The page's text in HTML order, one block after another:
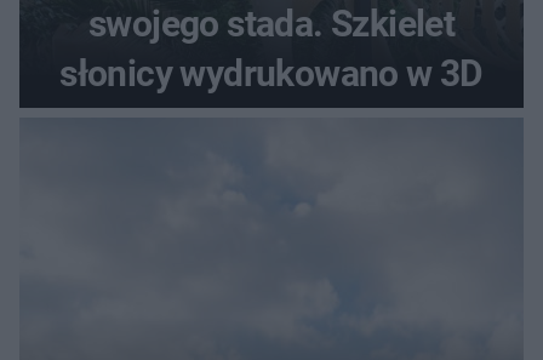
swojego stada. Szkielet
słonicy wydrukowano w 3D